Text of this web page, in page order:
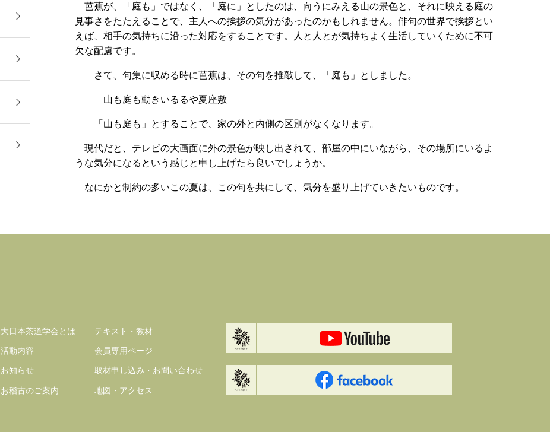
芭蕉が、「庭も」ではなく、「庭に」としたのは、向うにみえる山の景色と、それに映える庭の
見事さをたたえることで、主人への挨拶の気分があったのかもしれません。俳句の世界で挨拶とい
えば、相手の気持ちに沿った対応をすることです。人と人とが気持ちよく生活していくために不可
欠な配慮です。
さて、句集に収める時に芭蕉は、その句を推敲して、「庭も」としました。
山も庭も動きいるるや夏座敷
「山も庭も」とすることで、家の外と内側の区別がなくなります。
現代だと、テレビの大画面に外の景色が映し出されて、部屋の中にいながら、その場所にいるよ
うな気分になるという感じと申し上げたら良いでしょうか。
なにかと制約の多いこの夏は、この句を共にして、気分を盛り上げていきたいものです。
大日本茶道学会とは
活動内容
お知らせ
お稽古のご案内
テキスト・教材
会員専用ページ
取材申し込み・お問い合わせ
地図・アクセス